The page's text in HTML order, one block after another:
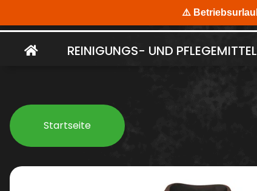
REINIGUNGS- UND PFLEGEMITTEL
Startseite